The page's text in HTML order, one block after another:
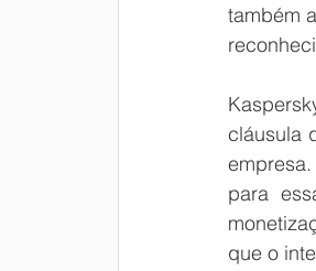
também
cláusula
para
que o